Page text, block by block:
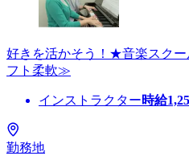
好きを活かそう！★音楽スク
フト柔軟≫
インストラクター時給
勤務地